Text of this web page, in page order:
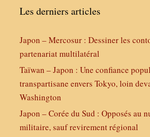
Les derniers articles
Japon – Mercosur : Dessiner les
partenariat multilatéral
Taïwan – Japon : Une confiance
transpartisane envers Tokyo, loin
Washington
Japon – Corée du Sud : Opposés au
militaire, sauf revirement régional